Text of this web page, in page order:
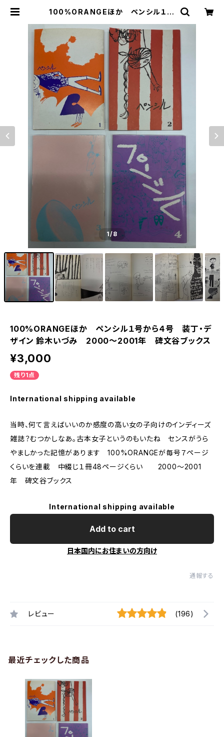
100%ORANGEほか ペンシル１号
み 2000〜2001年 碑文谷ブック
ス | トムズボックス
1/8
100%ORANGEほか ペンシル１号から４号 装丁・デ
ザイン 鈴木いづみ 2000〜2001年 碑文谷ブックス
¥3,000
残り1点
International shipping available
当時、何て言えばいいのか感度の高い女の子向けのインディーズ
雑誌？むつかしなあ。古本女子というのもいたね センスがうら
やましかった記憶があります 100%ORANGEが毎号７ページ
くらいを連載 中綴じ１冊48ページくらい 2000〜2001
年 碑文谷ブックス
International shipping available
Add to cart
日本国内にお住まいの方向け
通報する
レビュー (196)
最近チェックした商品